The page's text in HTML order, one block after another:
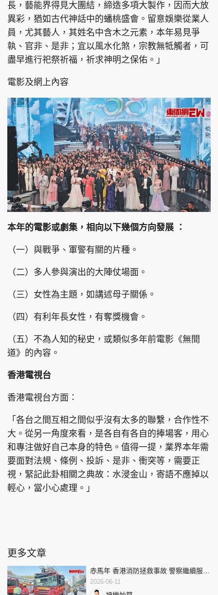
關於我們
聯絡我們
隱私政策聲明
使用條款
版權及免責聲明
Copyright © 東周網 版權所有 . 不得轉載
©Eastweek.com.hk. All rights reserved.
長，藝能界得見大團結，締造多項大製作，因而大放
異彩，猶如古代神話中的蟠桃盛會。留意娛樂從業人
員，尤其藝人，其姓名中含木之元素，本年易見爭
執、官非、是非；宜以風水化煞，宗教無牴觸者，可
盡早進行祀祭祈福，祈求神明之保佑。」
電影及網上內容
本年的電影或劇集，相向以下幾個方向發展 ：
（一）與戰爭、軍警有關的片種。
（二）多人參與演出的大陣仗場面。
（三）女性為主題，如講述母子關係。
（四）有利年長女性，有奪獎機會。
（五）不為人知的秘史，或類似多年前電影《無間
道》的內容。
香港電視台
香港電視台方面：
「各台之間互相之間似乎沒有太多的聯繫，合作性不
大。從另一角度來看，是各自有各自的捧場客，用心
和專注做好自己本身的特色。值得一提，業界本年需
要面對法規、條例、投訴、是非、衝突等，需要正
視，緊記此卦相關之典故：水浸金山，寄語不應掉以
輕心，當小心處理。」
更多文章
赤馬年 香港消防拯救事故 警察繼續服務
市民 | 李丞責
2026-06-11